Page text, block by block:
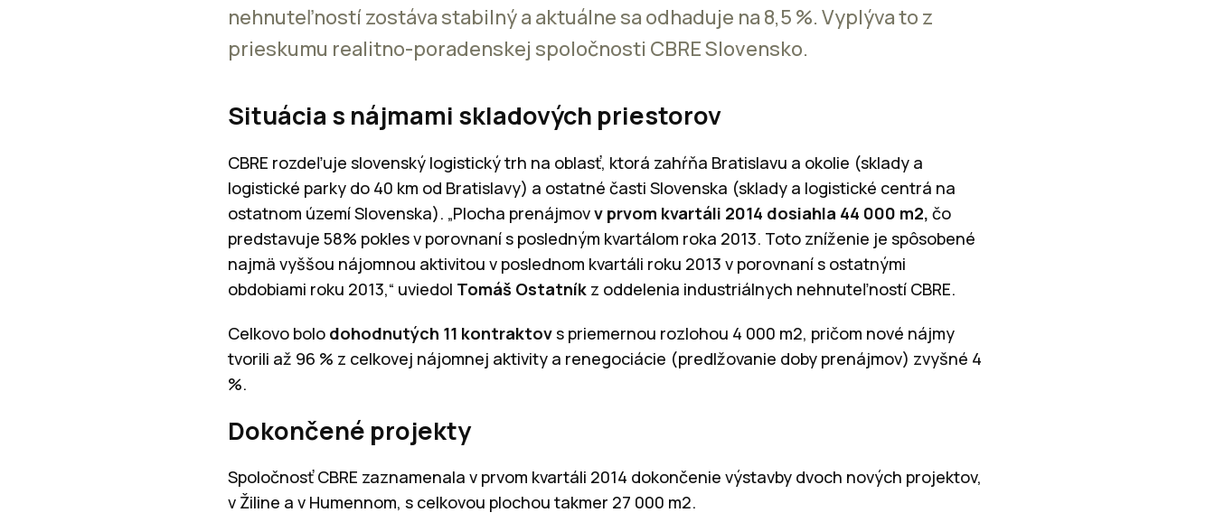
nehnuteľností zostáva stabilný a aktuálne sa odhaduje na 8,5 %. Vyplýva to z
prieskumu realitno-poradenskej spoločnosti CBRE Slovensko.
Situácia s nájmami skladových priestorov
CBRE rozdeľuje slovenský logistický trh na oblasť, ktorá zahŕňa Bratislavu a okolie (sklady a
logistické parky do 40 km od Bratislavy) a ostatné časti Slovenska (sklady a logistické centrá na
ostatnom území Slovenska). „Plocha prenájmovv prvom kvartáli 2014 dosiahla 44 000 m2, čo
predstavuje 58% pokles v porovnaní s posledným kvartálom roka 2013. Toto zníženie je spôsobené
najmä vyššou nájomnou aktivitou v poslednom kvartáli roku 2013 v porovnaní s ostatnými
obdobiami roku 2013,“ uviedol Tomáš Ostatník z oddelenia industriálnych nehnuteľností CBRE.
Celkovo bolo dohodnutých 11 kontraktovs priemernou rozlohou 4 000 m2, pričom nové nájmy
tvorili až 96 % z celkovej nájomnej aktivity a renegociácie (predlžovanie doby prenájmov) zvyšné 4
%.
Dokončené projekty
Spoločnosť CBRE zaznamenala v prvom kvartáli 2014 dokončenie výstavby dvoch nových projektov,
v Žiline a v Humennom, s celkovou plochou takmer 27 000 m2.